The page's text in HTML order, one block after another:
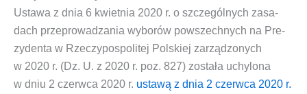
Usta­wa z dnia 6 kwiet­nia 2020 r. o szcze­gól­nych zasa­
dach prze­pro­wa­dza­nia wybo­rów powszech­nych na Pre­
zy­den­ta w Rze­czy­po­spo­li­tej Pol­skiej zarzą­dzo­nych
w 2020 r. (Dz. U. z 2020 r. poz. 827) zosta­ła uchy­lo­na
w dniu 2 czerw­ca 2020 r. usta­wą z dnia 2 czerw­ca 2020 r.